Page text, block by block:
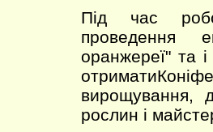
Під час
проведення
оранжереї" та і
вирощування,
рослин і